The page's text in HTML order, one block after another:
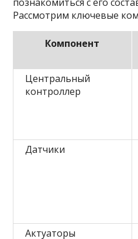
Рассмотрим ключевые
Компонент
Центральный
контроллер
Датчики
Актуаторы